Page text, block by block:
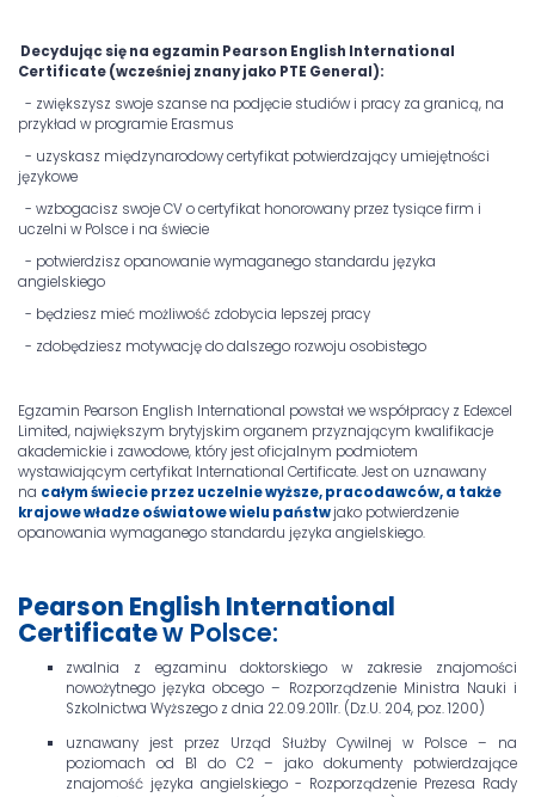
Decydując się na egzamin Pearson English International
Certificate (wcześniej znany jako PTE General):
- zwiększysz swoje szanse na podjęcie studiów i pracy za granicą, na
przykład w programie Erasmus
- uzyskasz międzynarodowy certyfikat potwierdzający umiejętności
językowe
- wzbogacisz swoje CV o certyfikat honorowany przez tysiące firm i
uczelni w Polsce i na świecie
- potwierdzisz opanowanie wymaganego standardu języka
angielskiego
- będziesz mieć możliwość zdobycia lepszej pracy
- zdobędziesz motywację do dalszego rozwoju osobistego
Egzamin Pearson English International powstał we współpracy z Edexcel
Limited, największym brytyjskim organem przyznającym kwalifikacje
akademickie i zawodowe, który jest oficjalnym podmiotem
wystawiającym certyfikat International Certificate. Jest on uznawany
na całym świecie przez uczelnie wyższe, pracodawców, a także
krajowe władze oświatowe wielu państwjako potwierdzenie
opanowania wymaganego standardu języka angielskiego.
Pearson English International
Certificatew Polsce:
zwalnia z egzaminu doktorskiego w zakresie znajomości
nowożytnego języka obcego – Rozporządzenie Ministra Nauki i
Szkolnictwa Wyższego z dnia 22.09.2011r. (Dz.U. 204, poz. 1200)
uznawany jest przez Urząd Służby Cywilnej w Polsce – na
poziomach od B1 do C2 – jako dokumenty potwierdzające
znajomość języka angielskiego - Rozporządzenie Prezesa Rady